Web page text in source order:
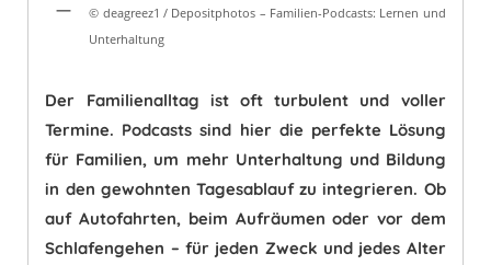
© deagreez1 / Depositphotos – Familien-Podcasts: Lernen und
Unterhaltung
Der Familienalltag ist oft turbulent und voller
Termine. Podcasts sind hier die perfekte Lösung
für Familien, um mehr Unterhaltung und Bildung
in den gewohnten Tagesablauf zu integrieren. Ob
auf Autofahrten, beim Aufräumen oder vor dem
Schlafengehen – für jeden Zweck und jedes Alter